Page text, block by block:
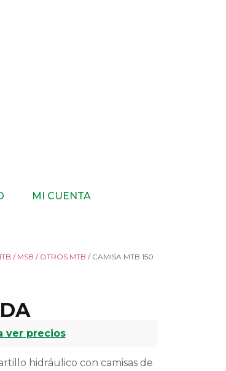
MI CUENTA
/ MSB / OTROS MTB / CAMISA MTB 150
ver precios
hidráulico con camisas de